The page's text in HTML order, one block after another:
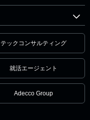
テックコンサルティング
就活エージェント
Adecco Group